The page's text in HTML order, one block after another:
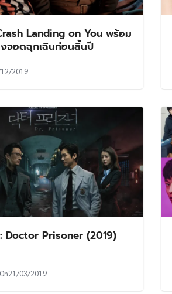
Landing on You พร้อม
จอดฉุกเฉินก่อนสิ้นปี
2019
Doctor Prisoner (2019)
On21/03/2019